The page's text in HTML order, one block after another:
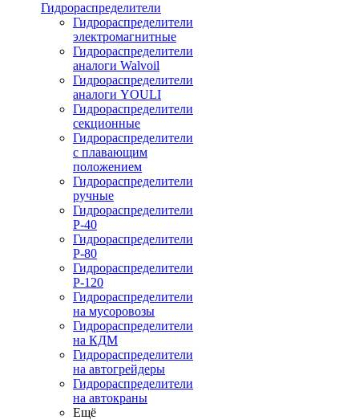
Гидрораспределители
Гидрораспределители
электромагнитные
Гидрораспределители
аналоги Walvoil
Гидрораспределители
аналоги YOULI
Гидрораспределители
секционные
Гидрораспределители
с плавающим
положением
Гидрораспределители
ручные
Гидрораспределители
Р-40
Гидрораспределители
Р-80
Гидрораспределители
Р-120
Гидрораспределители
на мусоровозы
Гидрораспределители
на КДМ
Гидрораспределители
на автогрейдеры
Гидрораспределители
на автокраны
Ещё